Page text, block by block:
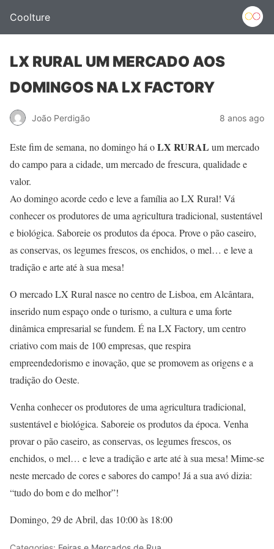
Coolture
LX RURAL UM MERCADO AOS
DOMINGOS NA LX FACTORY
João Perdigão 8 anos ago
Este fim de semana, no domingo há oLX RURAL um mercado
do campo para a cidade, um mercado de frescura, qualidade e
valor.
Ao domingo acorde cedo e leve a família ao LX Rural! Vá
conhecer os produtores de uma agricultura tradicional, sustentável
e biológica. Saboreie os produtos da época. Prove o pão caseiro,
as conservas, os legumes frescos, os enchidos, o mel… e leve a
tradição e arte até à sua mesa!
O mercado LX Rural nasce no centro de Lisboa, em Alcântara,
inserido num espaço onde o turismo, a cultura e uma forte
dinâmica empresarial se fundem. É na LX Factory, um centro
criativo com mais de 100 empresas, que respira
empreendedorismo e inovação, que se promovem as origens e a
tradição do Oeste.
Venha conhecer os produtores de uma agricultura tradicional,
sustentável e biológica. Saboreie os produtos da época. Venha
provar o pão caseiro, as conservas, os legumes frescos, os
enchidos, o mel… e leve a tradição e arte até à sua mesa! Mime-se
neste mercado de cores e sabores do campo! Já a sua avó dizia:
“tudo do bom e do melhor”!
Domingo, 29 de Abril, das 10:00 às 18:00